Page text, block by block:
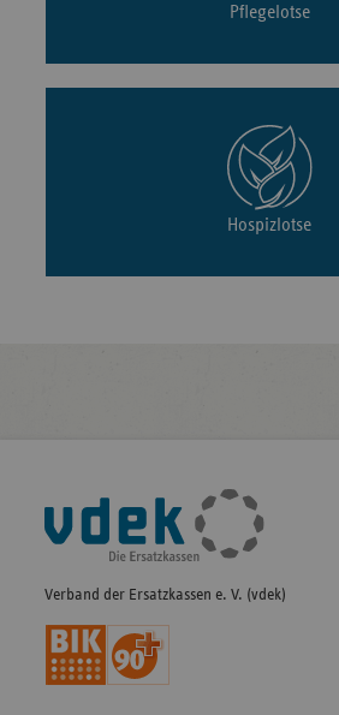
Pflegelotse
Hospizlotse
Fußleisten-
Navigation
Verband der Ersatzkassen e. V. (vdek)